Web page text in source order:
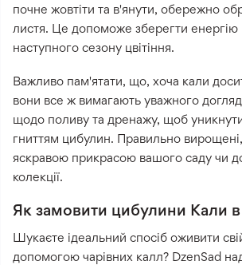
почне жовтіти та в'янути, обережно
листя. Це допоможе зберегти енергію
наступного сезону цвітіння.
Важливо пам'ятати, що, хоча кали
вони все ж вимагають уважного
щодо поливу та дренажу, щоб
гниттям цибулин. Правильно
яскравою прикрасою вашого саду чи
колекції.
Як замовити цибулини Кали в
Шукаєте ідеальний спосіб оживити
допомогою чарівних калл? DzenSad